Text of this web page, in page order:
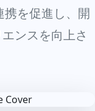
を促進し、開
ンスを向上さ